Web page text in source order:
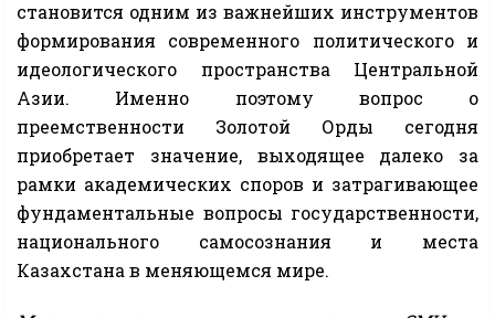
становится одним из важнейших инструментов
формирования современного политического и
идеологического пространства Центральной
Азии. Именно поэтому вопрос о
преемственности Золотой Орды сегодня
приобретает значение, выходящее далеко за
рамки академических споров и затрагивающее
фундаментальные вопросы государственности,
национального самосознания и места
Казахстана в меняющемся мире.